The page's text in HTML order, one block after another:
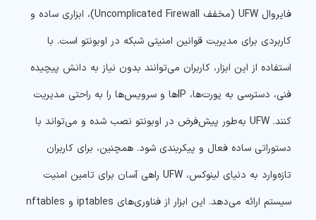
فایروال UFW (مخفف Uncomplicated Firewall)، ابزاری ساده و
کاربردی برای مدیریت قوانین امنیتی شبکه در اوبونتو است. با
استفاده از این ابزار، کاربران می‌توانند بدون نیاز به دانش پیچیده
فنی، دسترسی به پورت‌ها، IPها و سرویس‌ها را به راحتی مدیریت
کنند. UFW به‌طور پیش‌فرض در اوبونتو نصب شده و می‌تواند با
دستوراتی ساده فعال و پیکربندی شود. همچنین، برای کاربران
تازه‌وارد به دنیای لینوکس، UFW راهی آسان برای تامین امنیت
سیستم ارائه می‌دهد. این ابزار از فناوری‌های iptables و nftables